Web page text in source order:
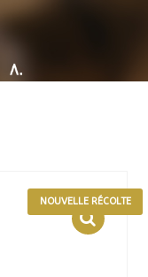
NOUVELLE RÉCOLTE